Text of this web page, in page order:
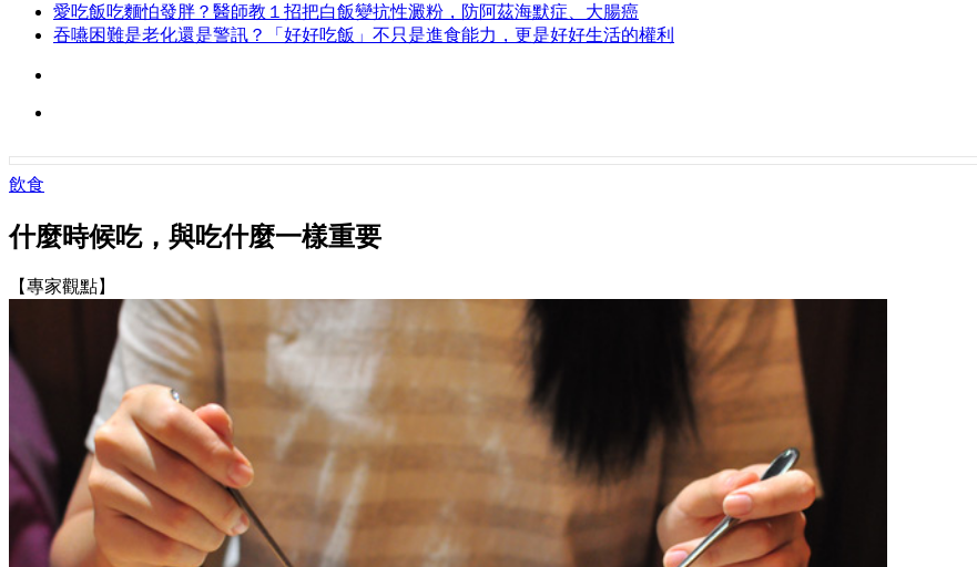
愛吃飯吃麵怕發胖？醫師教１招把白飯變抗性澱粉，防阿茲海默症、大腸癌
吞嚥困難是老化還是警訊？「好好吃飯」不只是進食能力，更是好好生活的權利
飲食
什麼時候吃，與吃什麼一樣重要
【專家觀點】